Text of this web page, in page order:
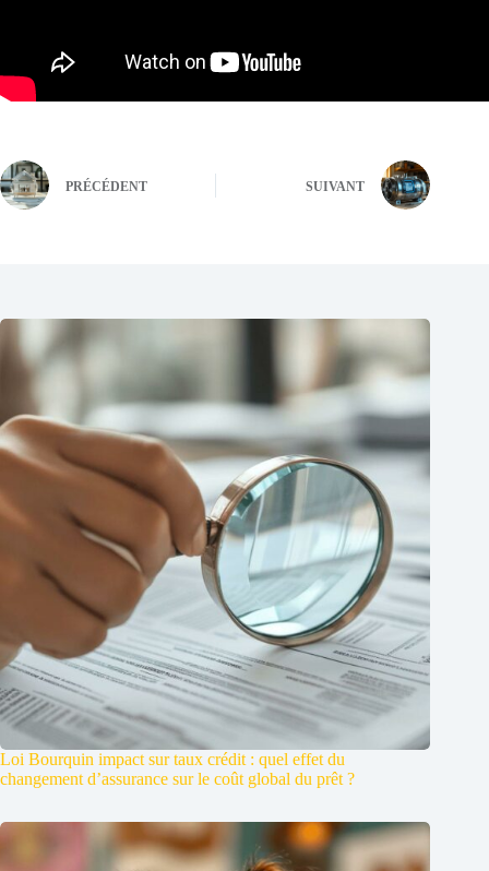
PRÉCÉDENT SUIVANT
Loi Bourquin impact sur taux crédit : quel effet du
changement d’assurance sur le coût global du prêt ?